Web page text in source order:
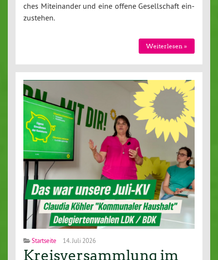
ches Mit­ein­an­der und eine offene Ge­sell­schaft ein­
zu­ste­hen.
Wei­ter­le­sen »
Startseite 14. Juli 2026
Kreisversammlung im